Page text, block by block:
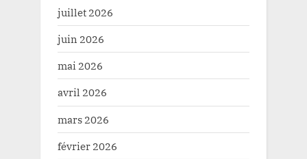
juillet 2026
juin 2026
mai 2026
avril 2026
mars 2026
février 2026